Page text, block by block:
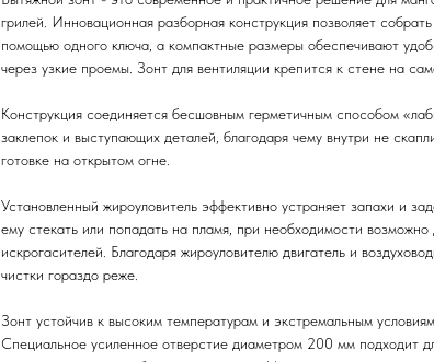
грилей. Инновационная разборная конструкция позволяет
помощью одного ключа, а компактные размеры обеспечивают
через узкие проемы. Зонт для вентиляции крепится к стене на
Конструкция соединяется бесшовным герметичным способом
заклепок и выступающих деталей, благодаря чему внутри не
готовке на открытом огне.
Установленный жироуловитель эффективно устраняет запахи и
ему стекать или попадать на пламя, при необходимости возможно
искрогасителей. Благодаря жироуловителю двигатель и
чистки гораздо реже.
Зонт устойчив к высоким температурам и экстремальным
Специальное усиленное отверстие диаметром 200 мм подходит